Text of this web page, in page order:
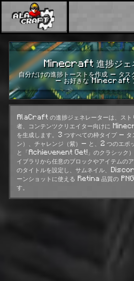
Minecraft 進捗ジェ
自分だけの進捗トーストを作成 — タス
— お好きな Minecraft
AlaCraft の進捗ジェネレーターは、スト
者、コンテンツクリエイター向けに
を生成します。3 つすべての枠タイプ — タ
ン）、チャレンジ（紫）— と、2 つのエポ
と「Achievement Get!」のクラシック
イブラリから任意のブロックやアイテムの
のタイトルを設定し、サムネイル、
ーンショットに使える Retina 品質の PNG
す。